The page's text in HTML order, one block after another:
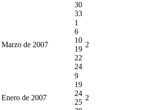
30
33
de 2007
1
6
10
19
22
24
2
de 2007
9
19
24
25
2